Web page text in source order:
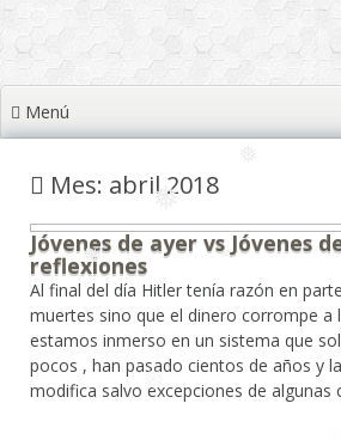
❅
❅
❅
❅
❅
❅
Menú
Mes: abril 2018
Jóvenes de ayer vs Jóvenes
reflexiones
Al final del día Hitler tenía razón en
muertes sino que el dinero corrompe a
estamos inmerso en un sistema que
pocos , han pasado cientos de años y
modifica salvo excepciones de algunas